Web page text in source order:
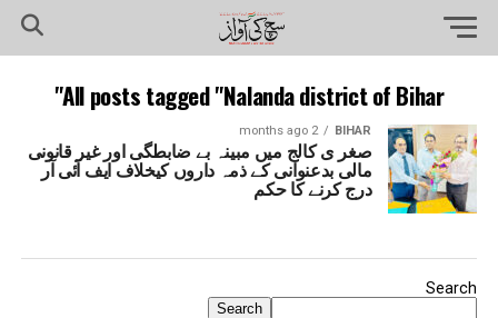
All posts tagged "Nalanda district of Bihar"
BIHAR
2 months ago
صغر ی کالج میں مبینہ بے ضابطگی اور غیر قانونی
مالی بدعنوانی کے ذمہ داروں کیخلاف ایف آئی آر
درج کرنے کا حکم
Search
Search